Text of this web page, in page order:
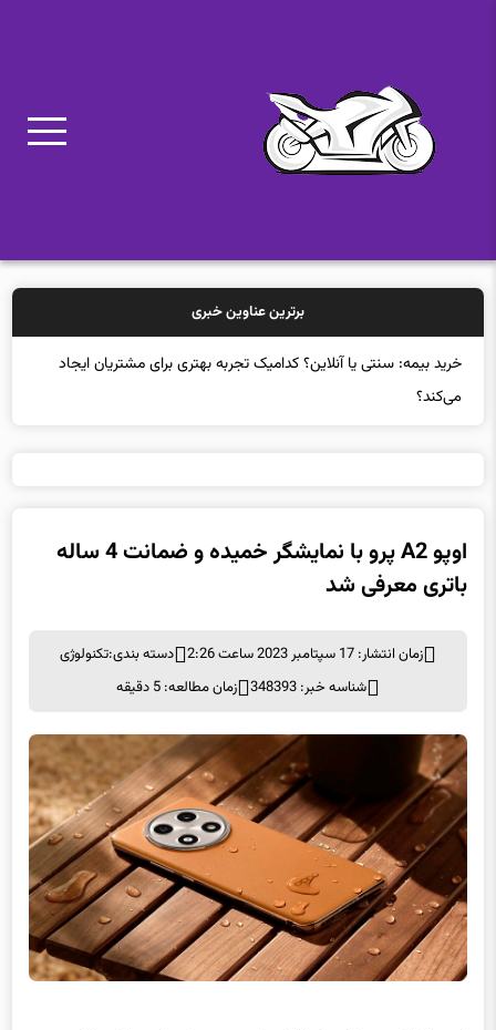
برترین عناوین خبری
خرید بی
باتری معرفی شد
شناسه خبر: 348393
زمان مطالعه: 5 دقیقه